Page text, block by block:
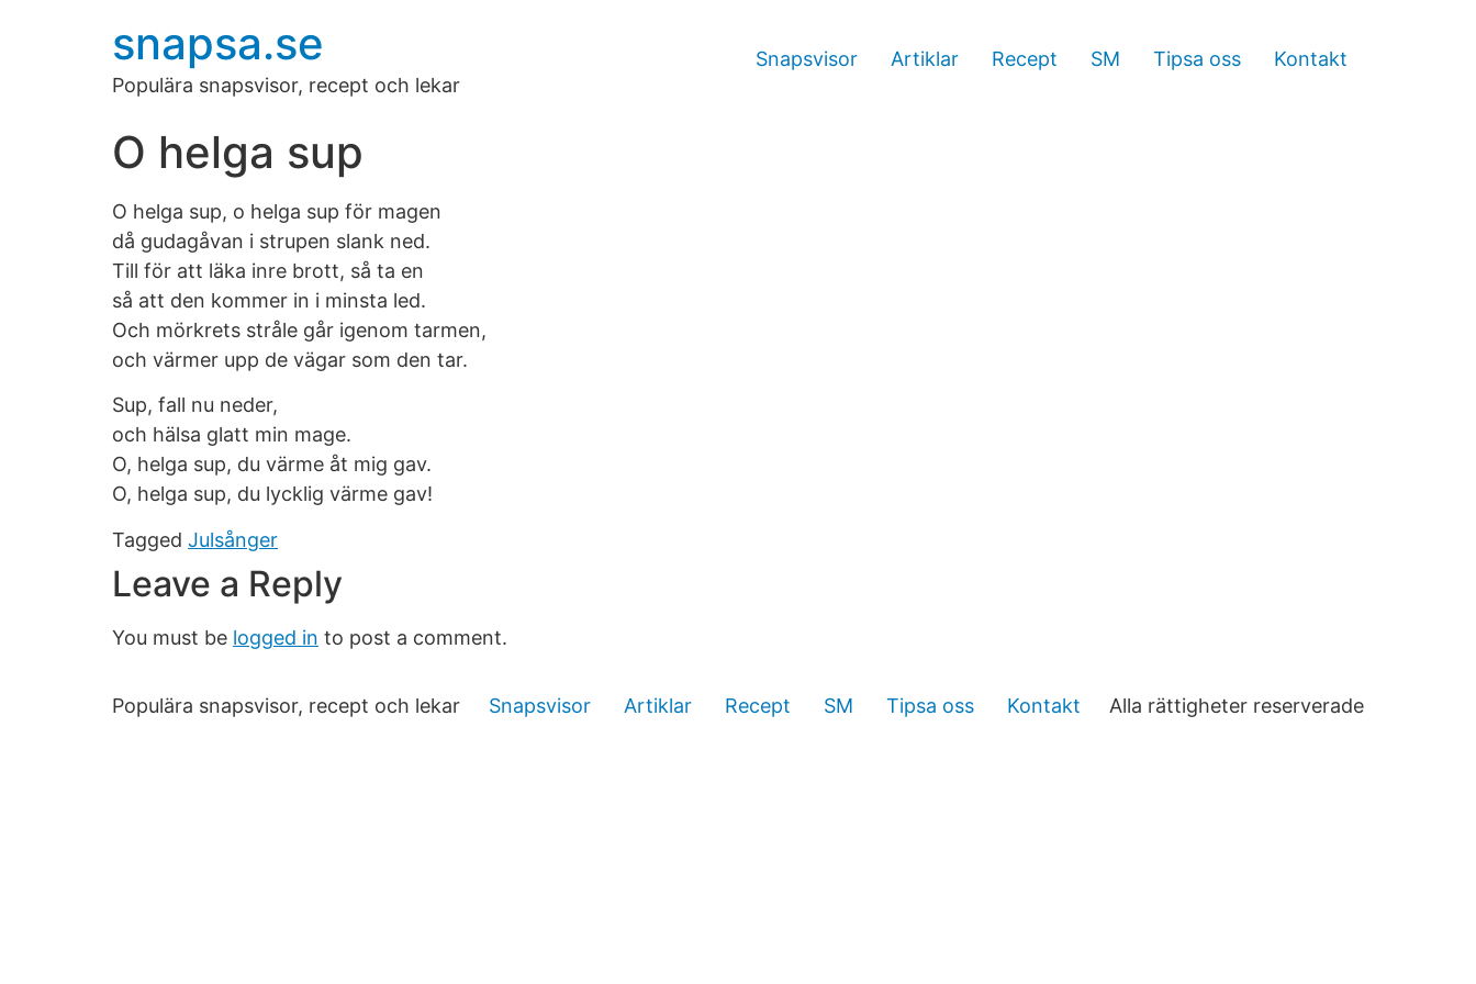
snapsa.se
Populära snapsvisor, recept och lekar
Snapsvisor Artiklar Recept SM Tipsa oss Kontakt
O helga sup
O helga sup, o helga sup för magen
då gudagåvan i strupen slank ned.
Till för att läka inre brott, så ta en
så att den kommer in i minsta led.
Och mörkrets stråle går igenom tarmen,
och värmer upp de vägar som den tar.
Sup, fall nu neder,
och hälsa glatt min mage.
O, helga sup, du värme åt mig gav.
O, helga sup, du lycklig värme gav!
Tagged Julsånger
Leave a Reply
You must be logged in to post a comment.
Populära snapsvisor, recept och lekar Snapsvisor Artiklar Recept SM Tipsa oss Kontakt Alla rättigheter reserverade